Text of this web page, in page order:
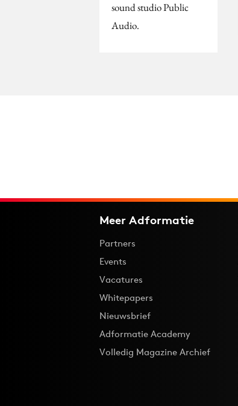
sound studio Public
Audio.
Meer Adformatie
Partners
Events
Vacatures
Whitepapers
Nieuwsbrief
Adformatie Academy
Volledig Magazine Archief